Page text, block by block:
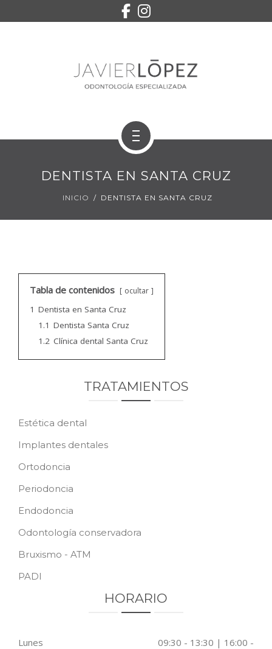
CONTACTO
DENTISTA EN SANTA CRUZ
INICIO DENTISTA EN SANTA CRUZ
Tabla de contenidos ocultar
1 Dentista en Santa Cruz
1.1 Dentista Santa Cruz
1.2 Clínica dental Santa Cruz
TRATAMIENTOS
Estética dental
Implantes dentales
Ortodoncia
Periodoncia
Endodoncia
Odontología conservadora
Bruxismo - ATM
PADI
HORARIO
Lunes
09:30 - 13:30 | 16:00 -